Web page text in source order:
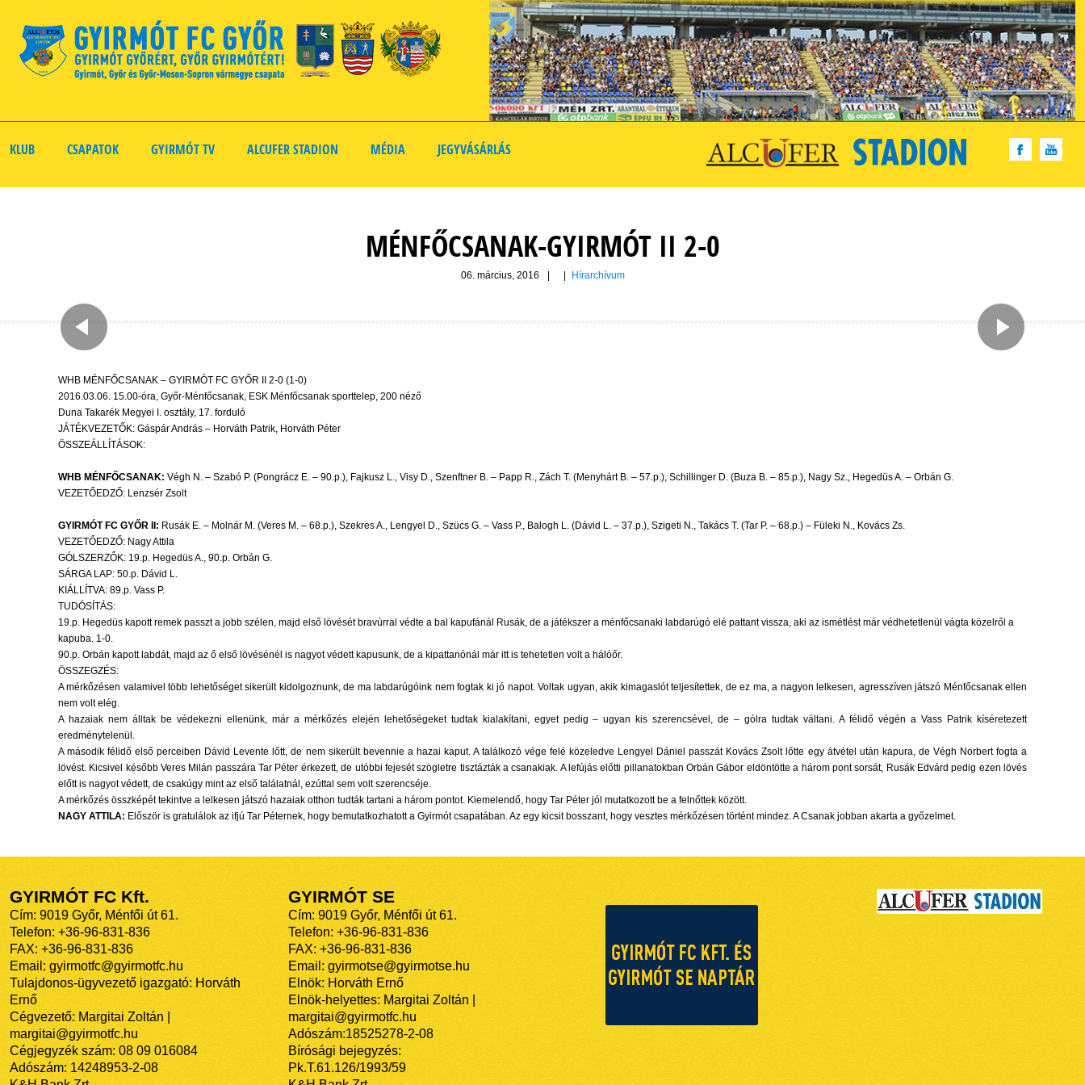
KLUB CSAPATOK GYIRMÓT TV ALCUFER STADION MÉDIA JEGYVÁSÁRLÁS
MÉNFŐCSANAK-GYIRMÓT II 2-0
06. március, 2016 Hírarchívum
WHB MÉNFŐCSANAK – GYIRMÓT FC GYŐR II 2-0 (1-0)
2016.03.06. 15.00-óra, Győr-Ménfőcsanak, ESK Ménfőcsanak sporttelep, 200 néző
Duna Takarék Megyei I. osztály, 17. forduló
JÁTÉKVEZETŐK: Gáspár András – Horváth Patrik, Horváth Péter
ÖSSZEÁLLÍTÁSOK:
WHB MÉNFŐCSANAK: Végh N. – Szabó P. (Pongrácz E. – 90.p.), Fajkusz L., Visy D., Szenftner B. – Papp R., Zách T. (Menyhárt B. – 57.p.), Schillinger D. (Buza B. – 85.p.), Nagy Sz., Hegedüs A. – Orbán G.
VEZETŐEDZŐ: Lenzsér Zsolt
GYIRMÓT FC GYŐR II: Rusák E. – Molnár M. (Veres M. – 68.p.), Szekres A., Lengyel D., Szücs G. – Vass P., Balogh L. (Dávid L. – 37.p.), Szigeti N., Takács T. (Tar P. – 68.p.) – Füleki N., Kovács Zs.
VEZETŐEDZŐ: Nagy Attila
GÓLSZERZŐK: 19.p. Hegedüs A., 90.p. Orbán G.
SÁRGA LAP: 50.p. Dávid L.
KIÁLLÍTVA: 89.p. Vass P.
TUDÓSÍTÁS:
19.p. Hegedüs kapott remek passzt a jobb szélen, majd első lövését bravúrral védte a bal kapufánál Rusák, de a játékszer a ménfőcsanaki labdarúgó elé pattant vissza, aki az ismétlést már védhetetlenül vágta közelről a
kapuba. 1-0.
90.p. Orbán kapott labdát, majd az ő első lövésénél is nagyot védett kapusunk, de a kipattanónál már itt is tehetetlen volt a hálóőr.
ÖSSZEGZÉS:
A mérkőzésen valamivel több lehetőséget sikerült kidolgoznunk, de ma labdarúgóink nem fogtak ki jó napot. Voltak ugyan, akik kimagaslót teljesítettek, de ez ma, a nagyon lelkesen, agresszíven játszó Ménfőcsanak ellen
nem volt elég.
A hazaiak nem álltak be védekezni ellenünk, már a mérkőzés elején lehetőségeket tudtak kialakítani, egyet pedig – ugyan kis szerencsével, de – gólra tudtak váltani. A félidő végén a Vass Patrik kíséretezett
eredménytelenül.
A második félidő első perceiben Dávid Levente lőtt, de nem sikerült bevennie a hazai kaput. A találkozó vége felé közeledve Lengyel Dániel passzát Kovács Zsolt lőtte egy átvétel után kapura, de Végh Norbert fogta a
lövést. Kicsivel később Veres Milán passzára Tar Péter érkezett, de utóbbi fejesét szögletre tisztázták a csanakiak. A lefújás előtti pillanatokban Orbán Gábor eldöntötte a három pont sorsát, Rusák Edvárd pedig ezen lövés
előtt is nagyot védett, de csakúgy mint az első találatnál, ezúttal sem volt szerencséje.
A mérkőzés összképét tekintve a lelkesen játszó hazaiak otthon tudták tartani a három pontot. Kiemelendő, hogy Tar Péter jól mutatkozott be a felnőttek között.
NAGY ATTILA: Először is gratulálok az ifjú Tar Péternek, hogy bemutatkozhatott a Gyirmót csapatában. Az egy kicsit bosszant, hogy vesztes mérkőzésen történt mindez. A Csanak jobban akarta a győzelmet.
GYIRMÓT FC Kft.
Cím: 9019 Győr, Ménfői út 61.
Telefon: +36-96-831-836
FAX: +36-96-831-836
Email: gyirmotfc@gyirmotfc.hu
Tulajdonos-ügyvezető igazgató: Horváth
Ernő
Cégvezető: Margitai Zoltán |
margitai@gyirmotfc.hu
Cégjegyzék szám: 08 09 016084
Adószám: 14248953-2-08
GYIRMÓT SE
Cím: 9019 Győr, Ménfői út 61.
Telefon: +36-96-831-836
FAX: +36-96-831-836
Email: gyirmotse@gyirmotse.hu
Elnök: Horváth Ernő
Elnök-helyettes: Margitai Zoltán |
margitai@gyirmotfc.hu
Adószám:18525278-2-08
Bírósági bejegyzés:
Pk.T.61.126/1993/59